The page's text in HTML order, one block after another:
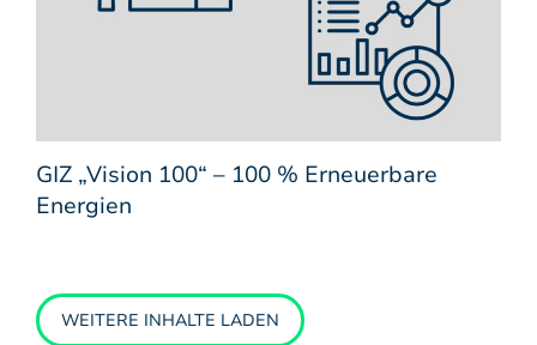
GIZ „Vision 100“ – 100 % Erneuerbare
Energien
WEITERE INHALTE LADEN